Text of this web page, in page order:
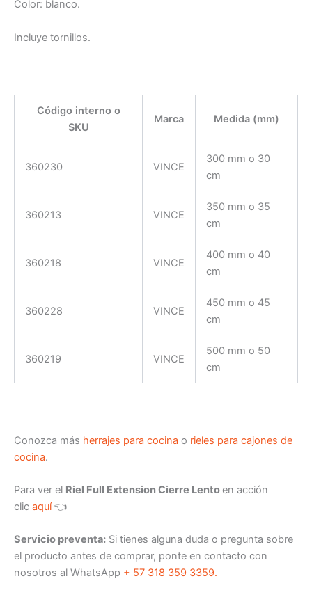
Color: blanco.
Incluye tornillos.
Código interno o
SKU
Marca Medida (mm)
360230 VINCE
300 mm o 30
cm
360213 VINCE
350 mm o 35
cm
360218 VINCE
400 mm o 40
cm
360228 VINCE
450 mm o 45
cm
360219 VINCE
500 mm o 50
cm
Conozca más herrajes para cocina o rieles para cajones de
cocina.
Para ver el Riel Full Extension Cierre Lentoen acción
clic aquí👈
Servicio preventa: Si tienes alguna duda o pregunta sobre
el producto antes de comprar, ponte en contacto con
nosotros al WhatsApp + 57 318 359 3359.